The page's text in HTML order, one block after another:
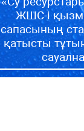
ЖШС-і
сапасының
қатысты